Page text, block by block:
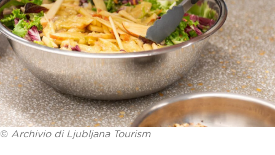
© Archivio di Ljubljana Tourism